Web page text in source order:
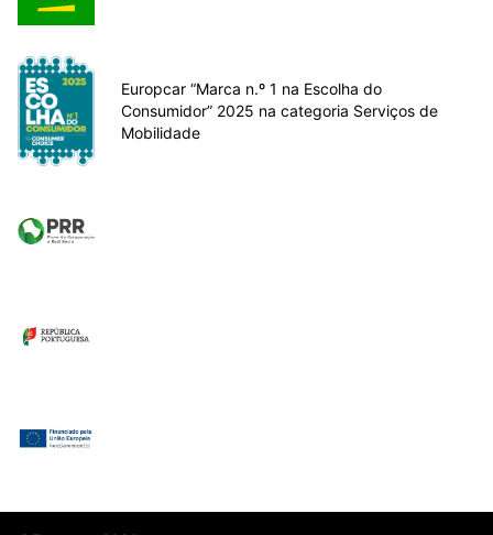
Europcar “Marca n.º 1 na Escolha do
Consumidor” 2025 na categoria Serviços de
Mobilidade